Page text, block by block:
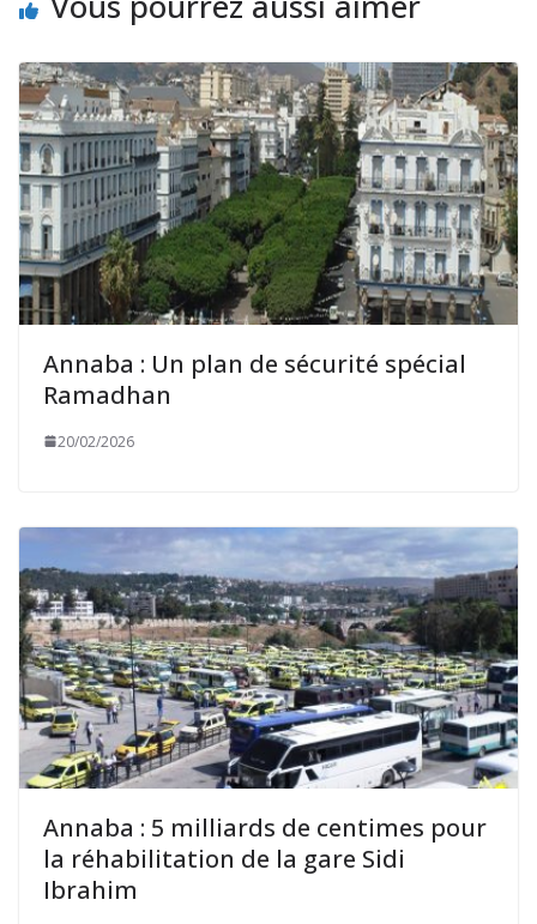
Annaba : Un plan de sécurité spécial
Ramadhan
20/02/2026
Annaba : 5 milliards de centimes pour
la réhabilitation de la gare Sidi
Ibrahim